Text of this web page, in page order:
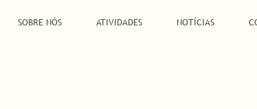
SOBRE NÓS ATIVIDADES NOTÍCIAS